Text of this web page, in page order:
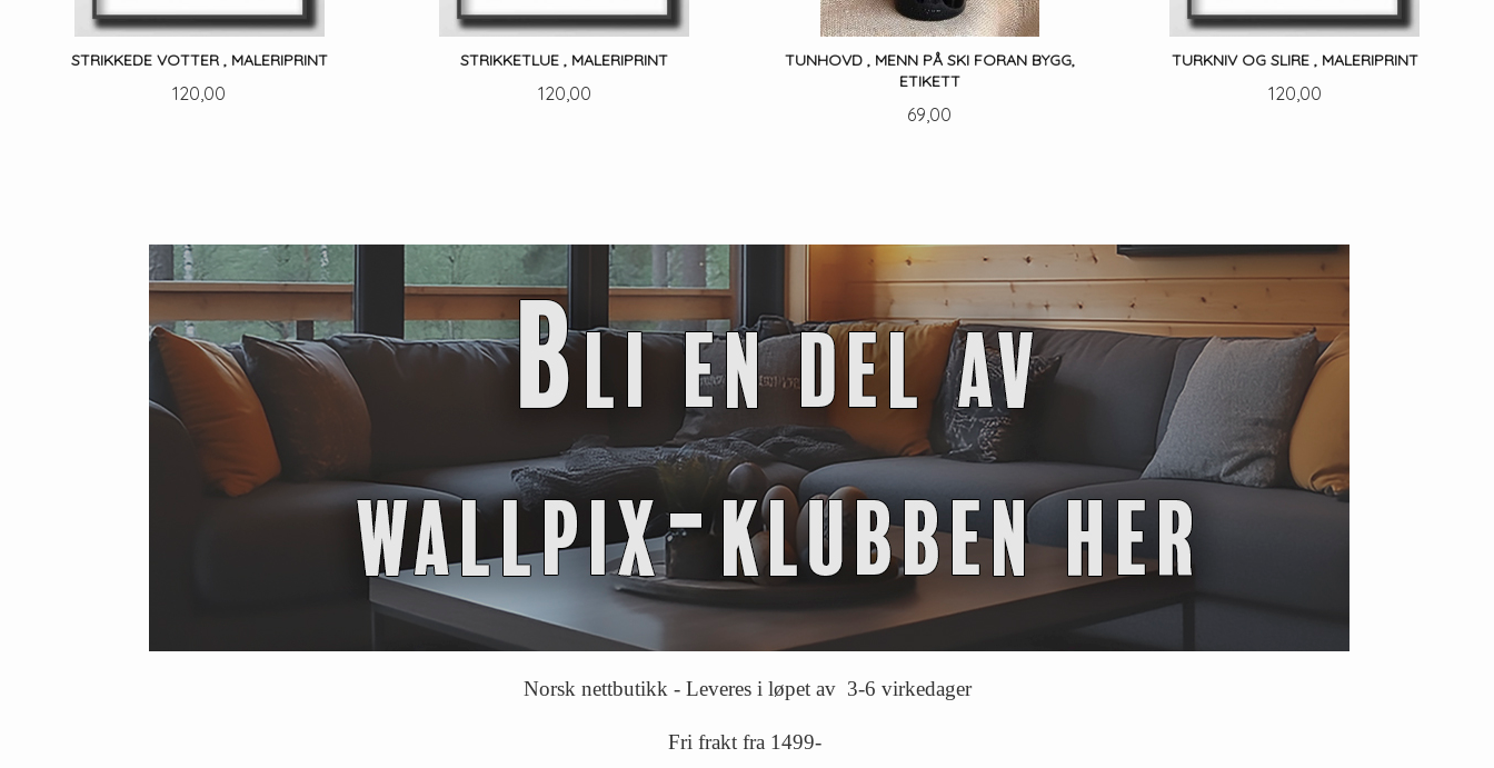
STRIKKEDE VOTTER , MALERIPRINT
Pris
120,00
STRIKKETLUE , MALERIPRINT
Pris
120,00
TUNHOVD , MENN PÅ SKI FORAN BYGG,
ETIKETT
Pris
69,00
TURKNIV OG SLIRE , MALERIPRINT
Pris
120,00
Norsk nettbutikk - Leveres i løpet av 3-6 virkedager
Fri frakt fra 1499-